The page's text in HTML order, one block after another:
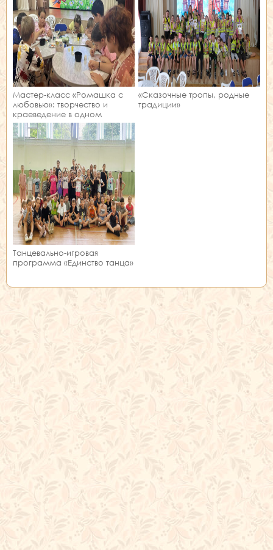
Мастер‑класс «Ромашка с
любовью»: творчество и
краеведение в одном
занятии!
«Сказочные тропы, родные
традиции»
Танцевально-игровая
программа «Единство танца»